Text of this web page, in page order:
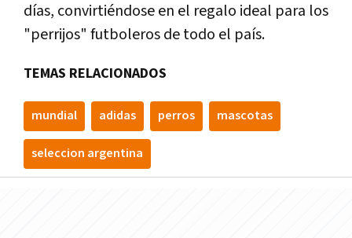
días, convirtiéndose en el regalo ideal para los
"perrijos" futboleros de todo el país.
TEMAS RELACIONADOS
mundial adidas perros mascotas
seleccion argentina